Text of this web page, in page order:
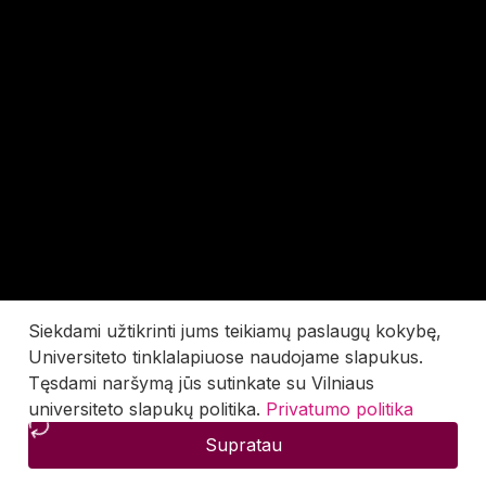
Siekdami užtikrinti jums teikiamų paslaugų kokybę,
Universiteto tinklalapiuose naudojame slapukus.
Tęsdami naršymą jūs sutinkate su Vilniaus
universiteto slapukų politika. Privatumo politika
Supratau